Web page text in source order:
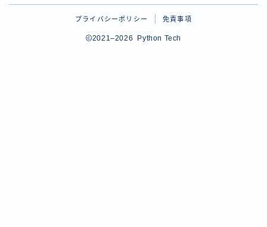
プライバシーポリシー 免責事項
2021–2026 Python Tech